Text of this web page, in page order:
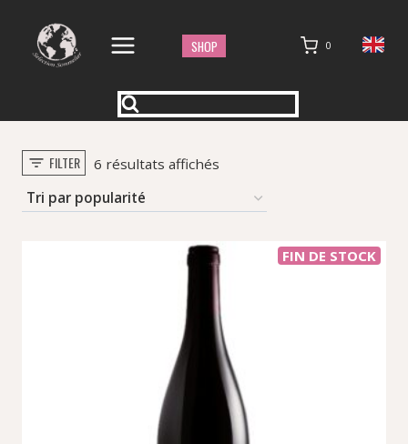
contenu
SHOP 0
FILTER 6 résultats affichésTrié
popularité
FIN DE STOCK